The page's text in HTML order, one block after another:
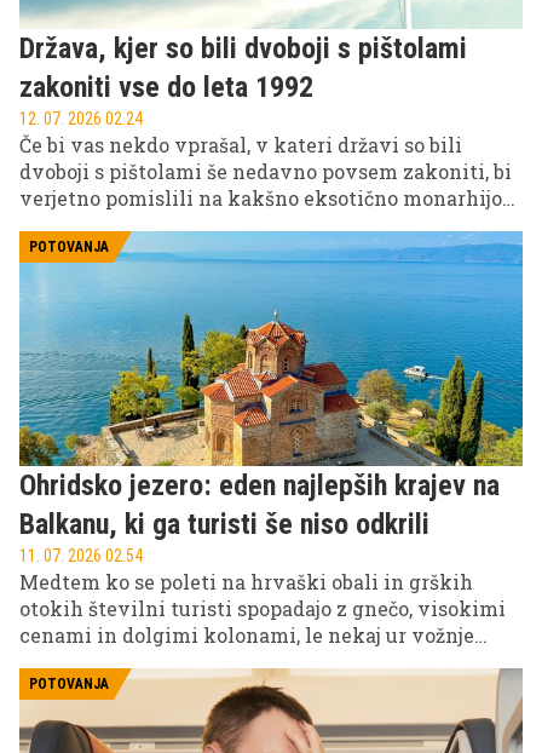
Država, kjer so bili dvoboji s pištolami
zakoniti vse do leta 1992
12. 07. 2026 02.24
Če bi vas nekdo vprašal, v kateri državi so bili
dvoboji s pištolami še nedavno povsem zakoniti, bi
verjetno pomislili na kakšno eksotično monarhijo
presenetljiva.
POTOVANJA
Ohridsko jezero: eden najlepših krajev na
Balkanu, ki ga turisti še niso odkrili
11. 07. 2026 02.54
Medtem ko se poleti na hrvaški obali in grških
otokih številni turisti spopadajo z gnečo, visokimi
cenami in dolgimi kolonami, le nekaj ur vožnje
vodo, odlične plaže, bogato zgodovino in precej bolj
sproščeno vzdušje. Govorimo o Ohridskem jezeru v
Severni Makedoniji.
POTOVANJA